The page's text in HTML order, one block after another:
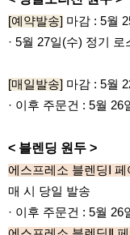
[예약발송] 마감 : 5월
· 5월 27일(수) 정기
[매일발송] 마감 : 5월
· 이후 주문건​ : 5월 26
< 블렌딩 원두 >
에스프레소 블렌딩Ⅰ 페
매 시 당일 발송
· 이후 주문건 : 5월 26